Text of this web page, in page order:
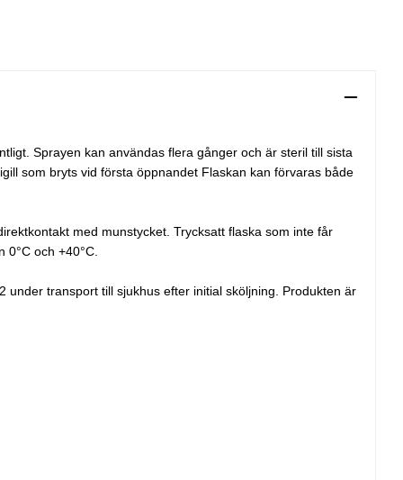
Sprayen kan användas flera gånger och är steril till sista
som bryts vid första öppnandet Flaskan kan förvaras både
med munstycket. Trycksatt flaska som inte får
och +40°C.
transport till sjukhus efter initial sköljning. Produkten är